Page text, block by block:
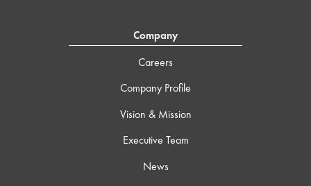
Company
Careers
Company Profile
Vision & Mission
Executive Team
News